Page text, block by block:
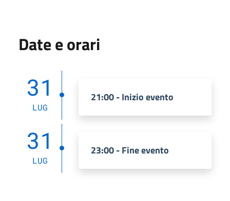
Date e orari
31
LUG
21:00 - Inizio evento
31
LUG
23:00 - Fine evento